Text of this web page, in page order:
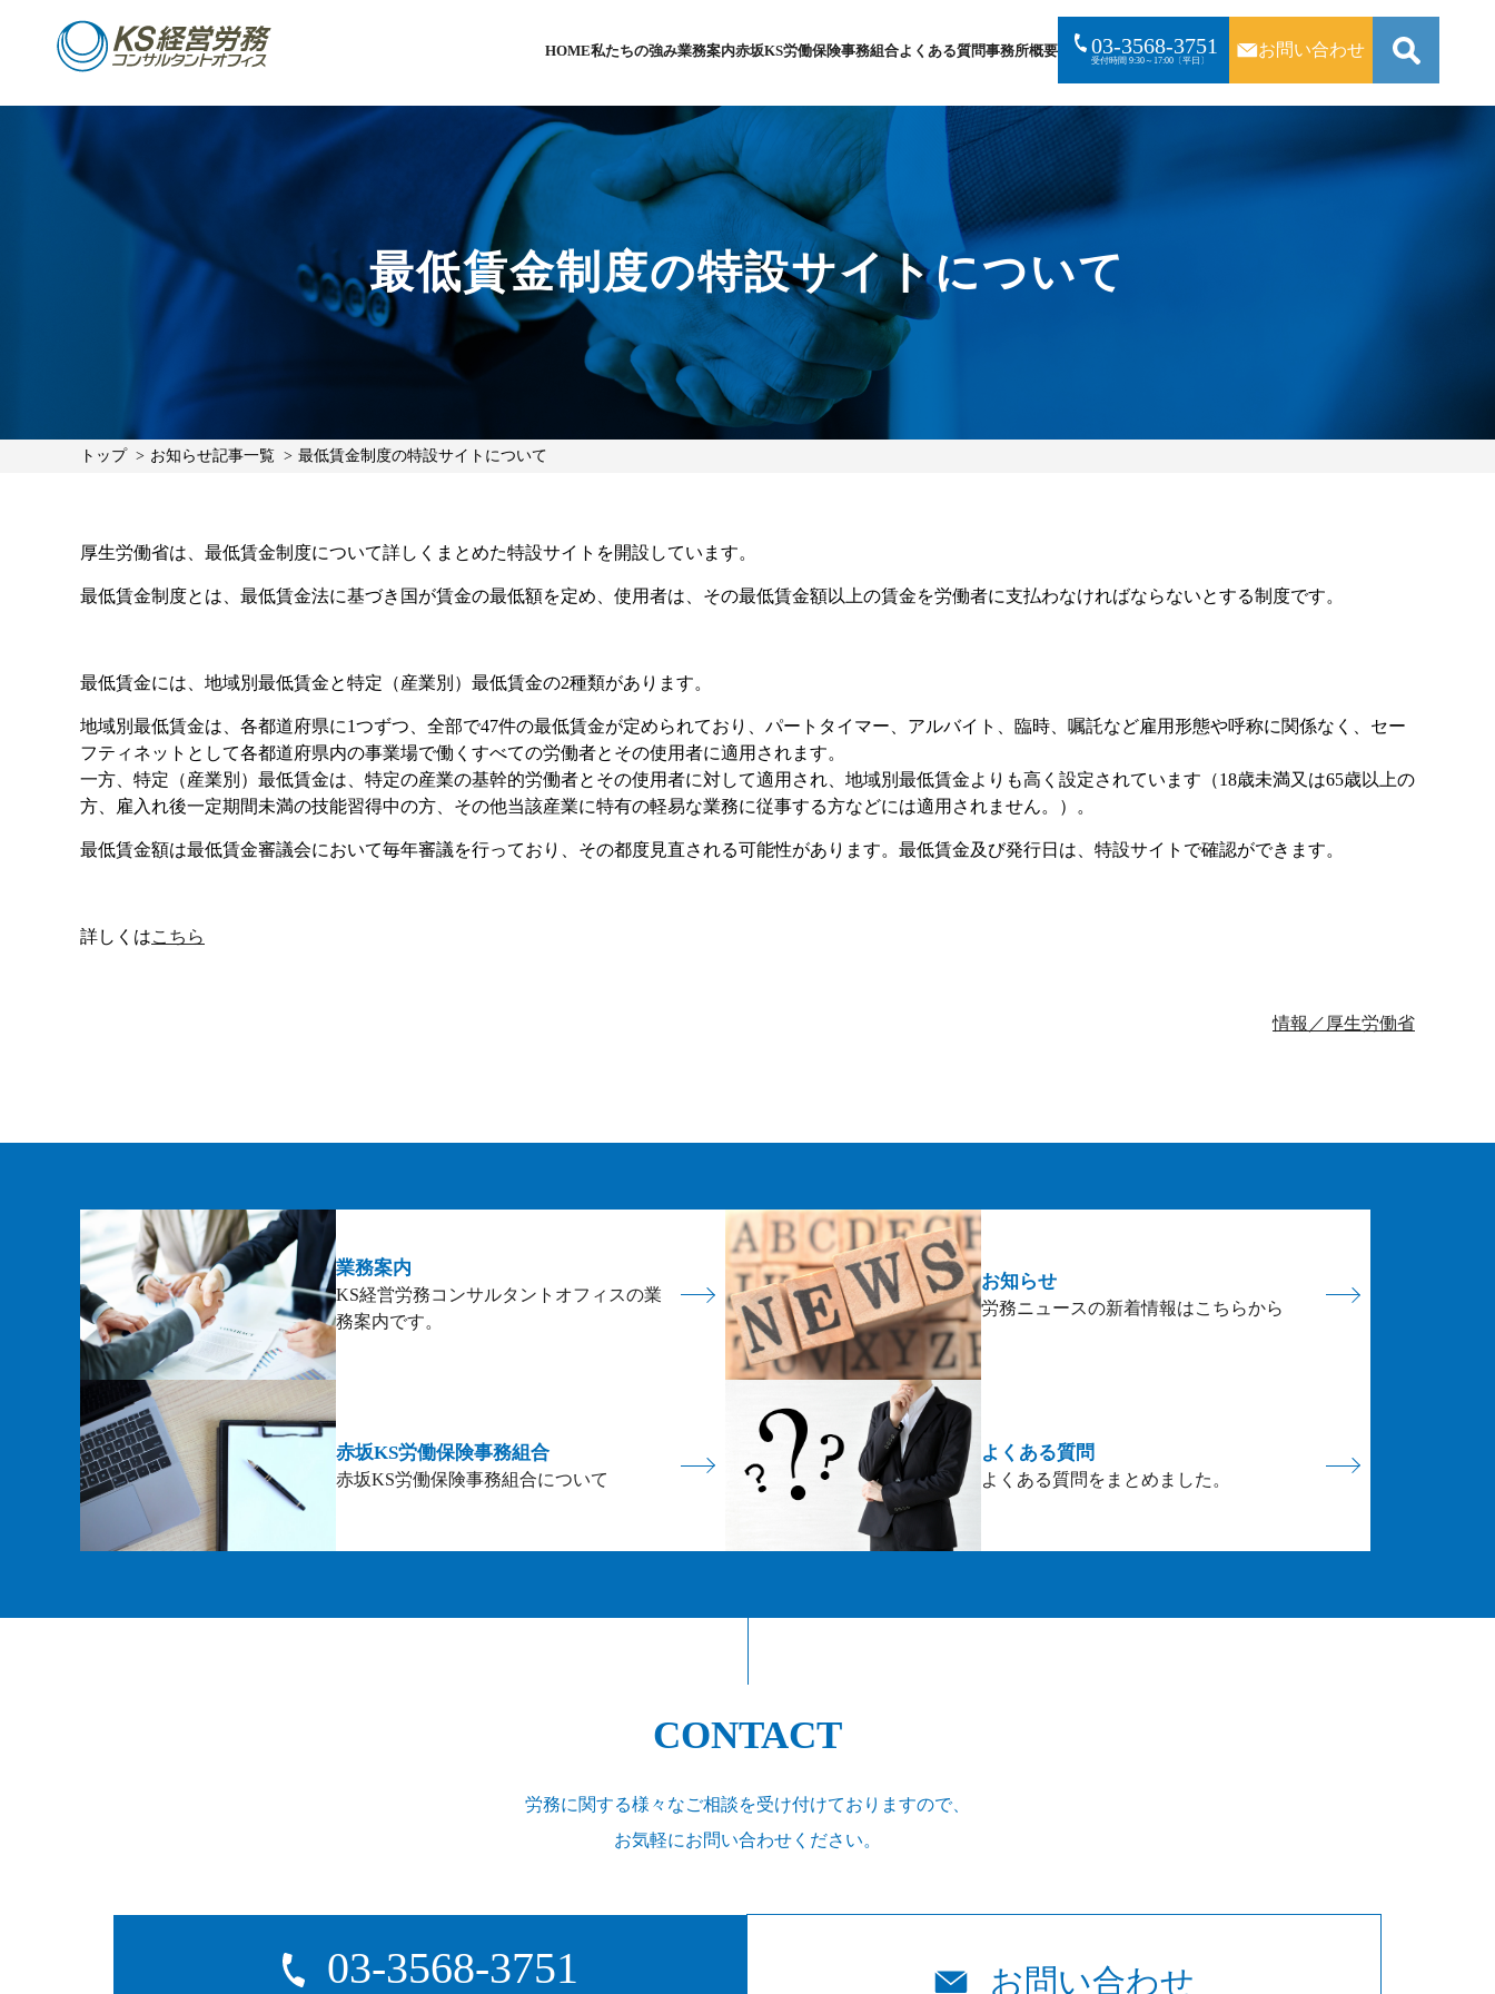
HOME私たちの強み業務案内赤坂KS労働保険事務組合よくある質問事務所概要 03-3568-3751
受付時間 9:30～17:00〔平日〕
お問い合わせ
最低賃金制度の特設サイトについて
トップ お知らせ記事一覧 最低賃金制度の特設サイトについて
厚生労働省は、最低賃金制度について詳しくまとめた特設サイトを開設しています。
最低賃金制度とは、最低賃金法に基づき国が賃金の最低額を定め、使用者は、その最低賃金額以上の賃金を労働者に支払わなければならないとする制度です。
最低賃金には、地域別最低賃金と特定（産業別）最低賃金の2種類があります。
地域別最低賃金は、各都道府県に1つずつ、全部で47件の最低賃金が定められており、パートタイマー、アルバイト、臨時、嘱託など雇用形態や呼称に関係なく、セー
フティネットとして各都道府県内の事業場で働くすべての労働者とその使用者に適用されます。
一方、特定（産業別）最低賃金は、特定の産業の基幹的労働者とその使用者に対して適用され、地域別最低賃金よりも高く設定されています（18歳未満又は65歳以上の
方、雇入れ後一定期間未満の技能習得中の方、その他当該産業に特有の軽易な業務に従事する方などには適用されません。）。
最低賃金額は最低賃金審議会において毎年審議を行っており、その都度見直される可能性があります。最低賃金及び発行日は、特設サイトで確認ができます。
詳しくはこちら
情報／厚生労働省
業務案内
KS経営労務コンサルタントオフィスの業
務案内です。
お知らせ
労務ニュースの新着情報はこちらから
赤坂KS労働保険事務組合
赤坂KS労働保険事務組合について
よくある質問
よくある質問をまとめました。
CONTACT
労務に関する様々なご相談を受け付けておりますので、
お気軽にお問い合わせください。
03-3568-3751 お問い合わせ